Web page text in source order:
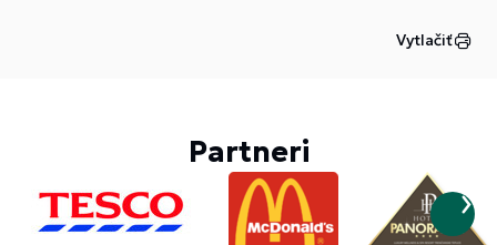
Vytlačiť
Partneri